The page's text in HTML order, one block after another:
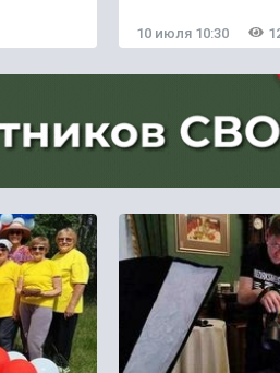
10 июля 10:30